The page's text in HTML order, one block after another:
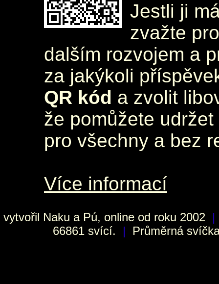
Jestli ji
zvažte
dalším rozvojem a
za jakýkoli
QR kód a zvolit
že pomůžete
pro všechny a bez
Více informací
vytvořil Naku a Pú, online od roku 2002 |
66861 svící.
| Průměrná